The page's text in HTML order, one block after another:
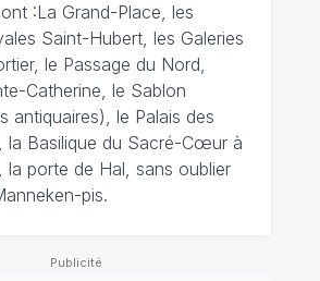
:La Grand-Place, les
Saint-Hubert, les Galeries
le Passage du Nord,
Catherine, le Sablon
antiquaires), le Palais des
la Basilique du Sacré-Cœur à
la porte de Hal, sans oublier
pis.